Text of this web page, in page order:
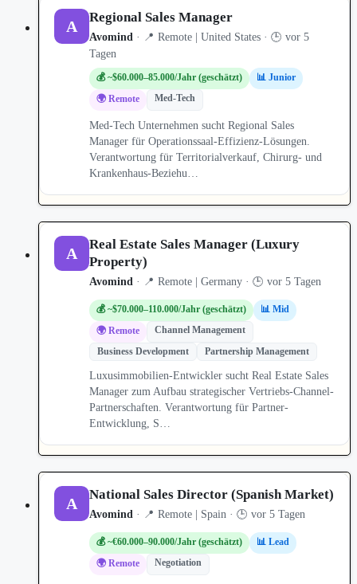
A Regional Sales Manager
Avomind · 📍 Remote | United States · 🕒 vor 5
Tagen
💰 ~$60.000–85.000/Jahr (geschätzt)
📊 Junior
🌍 Remote
Med-Tech
Med-Tech Unternehmen sucht Regional Sales
Manager für Operationssaal-Effizienz-Lösungen.
Verantwortung für Territorialverkauf, Chirurg- und
Krankenhaus-Beziehu…
A
Real Estate Sales Manager (Luxury
Property)
Avomind · 📍 Remote | Germany · 🕒 vor 5 Tagen
💰 ~$70.000–110.000/Jahr (geschätzt)
📊 Mid
🌍 Remote
Channel Management
Business Development
Partnership Management
Luxusimmobilien-Entwickler sucht Real Estate Sales
Manager zum Aufbau strategischer Vertriebs-Channel-
Partnerschaften. Verantwortung für Partner-
Entwicklung, S…
A National Sales Director (Spanish Market)
Avomind · 📍 Remote | Spain · 🕒 vor 5 Tagen
💰 ~€60.000–90.000/Jahr (geschätzt)
📊 Lead
🌍 Remote
Negotiation